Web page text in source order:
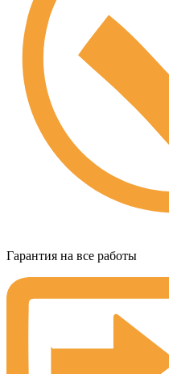
Гарантия на все работы